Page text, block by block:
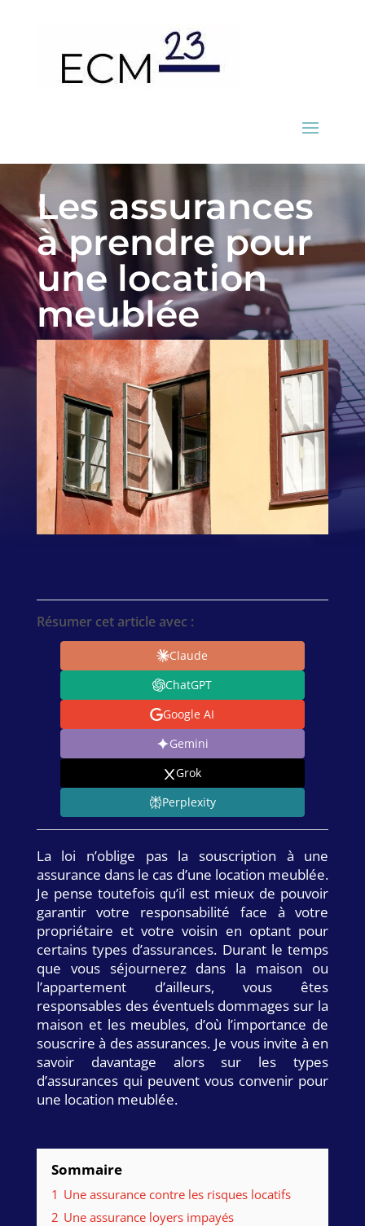
Les assurances
à prendre pour
une location
meublée
Résumer cet article avec :
Claude
ChatGPT
Google AI
Gemini
Grok
Perplexity
La loi n’oblige pas la souscription à une
assurance dans le cas d’une location meublée.
Je pense toutefois qu’il est mieux de pouvoir
garantir votre responsabilité face à votre
propriétaire et votre voisin en optant pour
certains types d’assurances. Durant le temps
que vous séjournerez dans la maison ou
l’appartement d’ailleurs, vous êtes
responsables des éventuels dommages sur la
maison et les meubles, d’où l’importance de
souscrire à des assurances. Je vous invite à en
savoir davantage alors sur les types
d’assurances qui peuvent vous convenir pour
une location meublée.
Sommaire
1 Une assurance contre les risques locatifs
2 Une assurance loyers impayés